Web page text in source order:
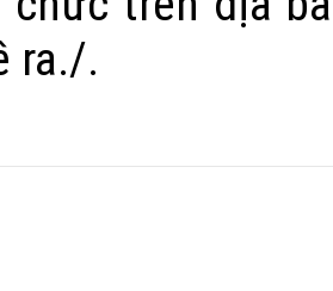
ra./.